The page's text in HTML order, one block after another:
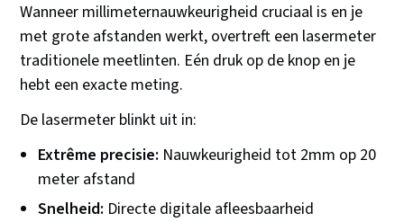
Wanneer millimeternauwkeurigheid cruciaal is en je
met grote afstanden werkt, overtreft een lasermeter
traditionele meetlinten. Eén druk op de knop en je
hebt een exacte meting.
De lasermeter blinkt uit in:
Extrême precisie: Nauwkeurigheid tot 2mm op 20
meter afstand
Snelheid: Directe digitale afleesbaarheid